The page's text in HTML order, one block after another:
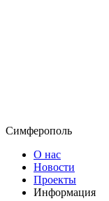
Симферополь
О нас
Новости
Проекты
Информация